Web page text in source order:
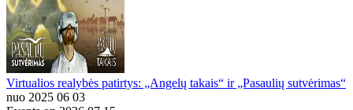
Virtualios realybės patirtys: „Angelų takais“ ir „Pasaulių sutvėrimas“
nuo 2025 06 03